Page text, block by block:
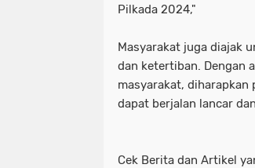
Pilkada 2024,"
Masyarakat juga diajak
dan ketertiban. Dengan
masyarakat,
dapat berjalan lancar
Cek Berita dan Artikel